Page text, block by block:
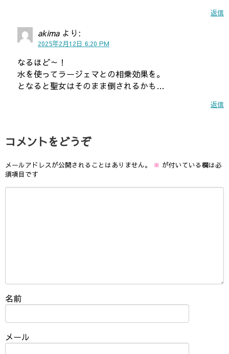
返信
akima より:
2025年2月12日 6:20 PM
なるほど～！
水を使ってラージェマとの相乗効果を。
となると聖女はそのまま倒されるかも…
返信
コメントをどうぞ
メールアドレスが公開されることはありません。 ※ が付いている欄は必
須項目です
名前
メール